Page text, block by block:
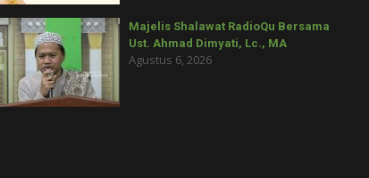
Majelis Shalawat RadioQu Bersama
Ust. Ahmad Dimyati, Lc., MA
Agustus 6, 2026